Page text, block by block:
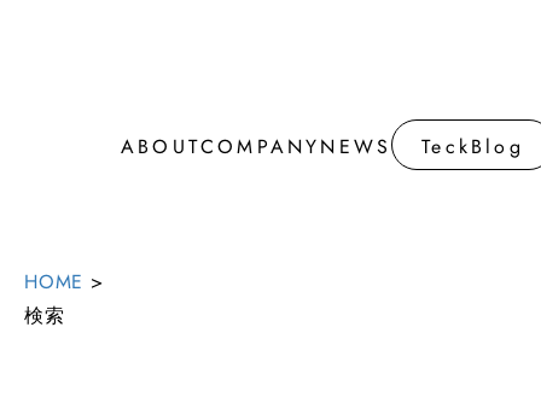
ABOUTCOMPANYNEWS
TeckBlog
HOME >
検索